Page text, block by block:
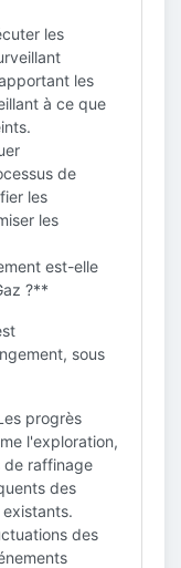
les
les
à ce que
de
les
les
est-elle
?**
sous
progrès
l'exploration,
de raffinage
des
des